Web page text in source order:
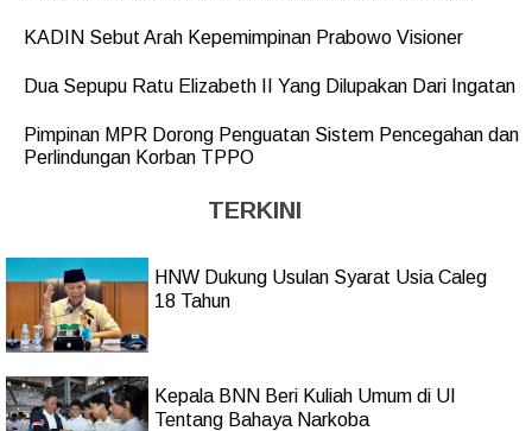
KADIN Sebut Arah Kepemimpinan Prabowo Visioner
Dua Sepupu Ratu Elizabeth II Yang Dilupakan Dari Ingatan
Pimpinan MPR Dorong Penguatan Sistem Pencegahan dan
Perlindungan Korban TPPO
TERKINI
HNW Dukung Usulan Syarat Usia Caleg
18 Tahun
Kepala BNN Beri Kuliah Umum di UI
Tentang Bahaya Narkoba